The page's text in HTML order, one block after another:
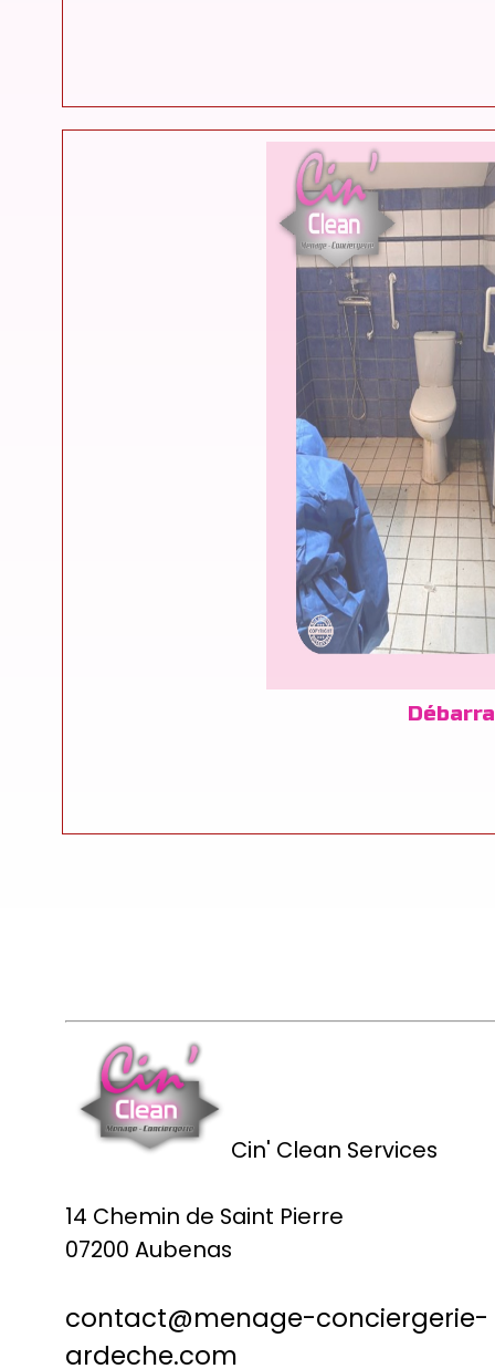
Cin' Clean Services
14 Chemin de Saint Pierre
07200 Aubenas
contact@menage-conciergerie-
ardeche.com